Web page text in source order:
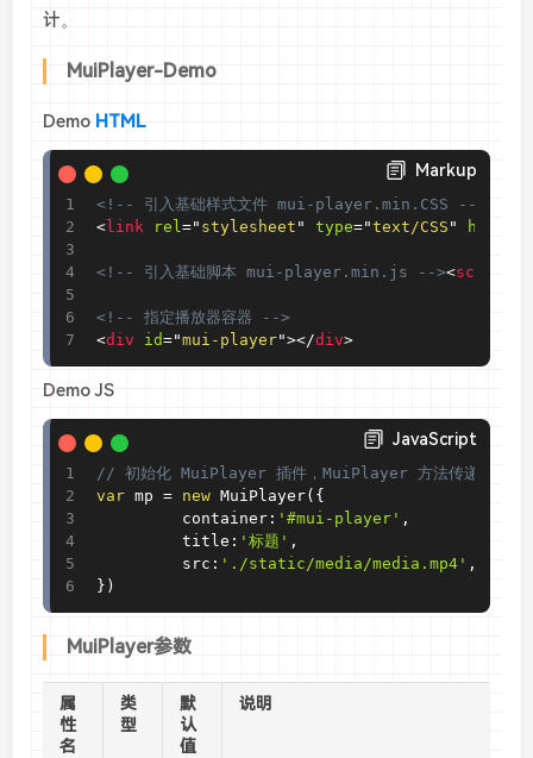
计。
MuiPlayer-Demo
Demo HTML
Markup
<!-- 引入基础样式文件 mui-player.min.CSS -->
<link rel=" stylesheet " type="text/CSS " href
<!-- 引入基础脚本 mui-player.min.js --><script
<!-- 指定播放器容器 -->
<div id="mui-player"></div>
Demo JS
JavaScript
// 初始化 MuiPlayer 插件，MuiPlayer 方法传递一个对象
var mp = new MuiPlayer( {
         container
: '#mui-player' ,
         title
: '标题' ,
         src
: './static/media/media.mp4' ,
} )
MuiPlayer参数
属
性
名
类
型
默
认
值
说明